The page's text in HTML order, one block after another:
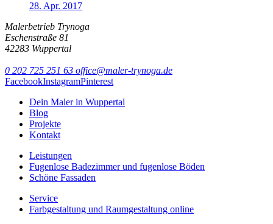
28. Apr. 2017
Malerbetrieb Trynoga
Eschenstraße 81
42283 Wuppertal
0 202 725 251 63 office@maler-trynoga.de
FacebookInstagramPinterest
Dein Maler in Wuppertal
Blog
Projekte
Kontakt
Leistungen
Fugenlose Badezimmer und fugenlose Böden
Schöne Fassaden
Service
Farbgestaltung und Raumgestaltung online